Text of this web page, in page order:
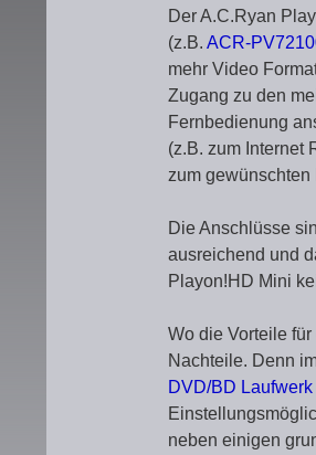
Der A.C.Ryan
(z.B. ACR-
mehr Video
Zugang zu den
Fernbedienung
(z.B. zum Internet
zum gewünschten
Die Anschlüsse
ausreichend und
Playon!HD Mini
Wo die Vorteile
Nachteile. Denn
DVD/BD Laufwerk
neben einigen